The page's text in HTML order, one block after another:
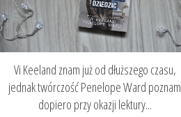
Vi Keeland znam już od dłuższego czasu,
jednak twórczość Penelope Ward poznam
dopiero przy okazji lektury...